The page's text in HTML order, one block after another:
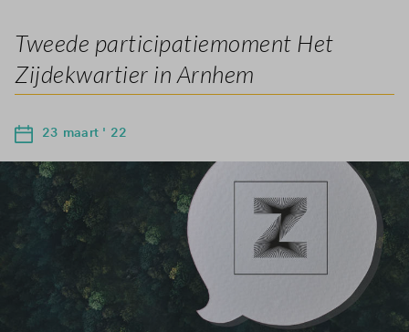
Tweede participatiemoment Het
Zijdekwartier in Arnhem
23 maart ' 22